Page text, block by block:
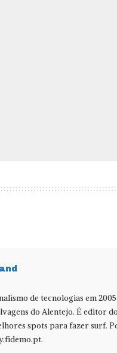
de tecnologias em
do Alentejo. É editor
spots para fazer surf.
.